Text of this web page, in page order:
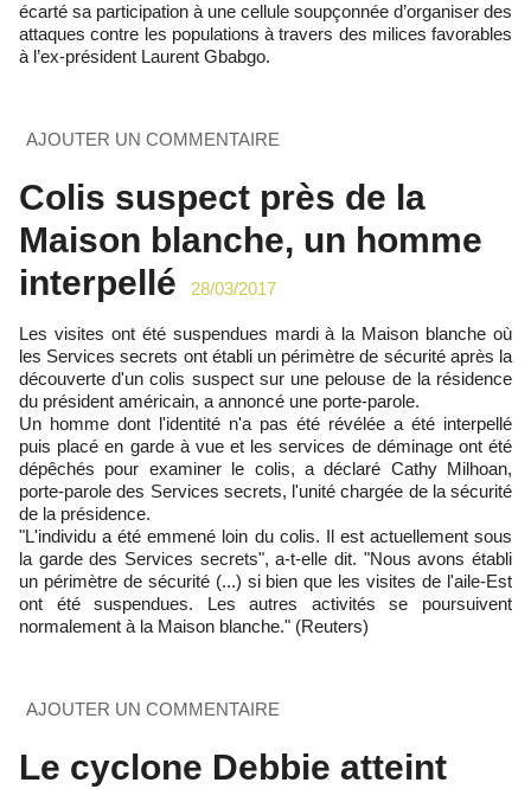
écarté sa participation à une cellule soupçonnée d’organiser des
attaques contre les populations à travers des milices favorables
à l’ex-président Laurent Gbabgo.
AJOUTER UN COMMENTAIRE
Colis suspect près de la
Maison blanche, un homme
interpellé
28/03/2017
Les visites ont été suspendues mardi à la Maison blanche où
les Services secrets ont établi un périmètre de sécurité après la
découverte d'un colis suspect sur une pelouse de la résidence
du président américain, a annoncé une porte-parole.
Un homme dont l'identité n'a pas été révélée a été interpellé
puis placé en garde à vue et les services de déminage ont été
dépêchés pour examiner le colis, a déclaré Cathy Milhoan,
porte-parole des Services secrets, l'unité chargée de la sécurité
de la présidence.
"L'individu a été emmené loin du colis. Il est actuellement sous
la garde des Services secrets", a-t-elle dit. "Nous avons établi
un périmètre de sécurité (...) si bien que les visites de l'aile-Est
ont été suspendues. Les autres activités se poursuivent
normalement à la Maison blanche." (Reuters)
AJOUTER UN COMMENTAIRE
Le cyclone Debbie atteint